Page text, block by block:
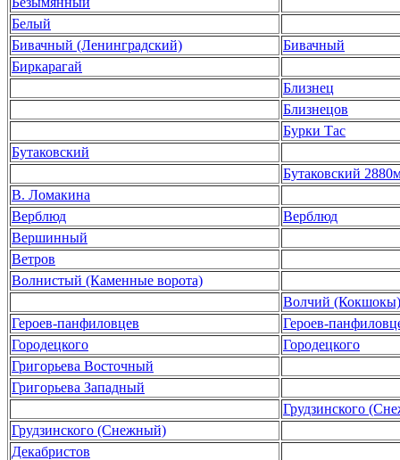
Белый
Бивачный (Ленинградский)
Бивачный
Биркарагай
Близнец
Близнецов
Бурки Тас
Бутаковский
Бутаковский
В. Ломакина
Верблюд
Верблюд
Вершинный
Ветров
Волнистый (Каменные ворота)
Волчий (Кокшокы)
Героев-панфиловцев
Героев-
Городецкого
Городецкого
Григорьева Восточный
Григорьева Западный
Грудзинского
Грудзинского (Снежный)
Декабристов